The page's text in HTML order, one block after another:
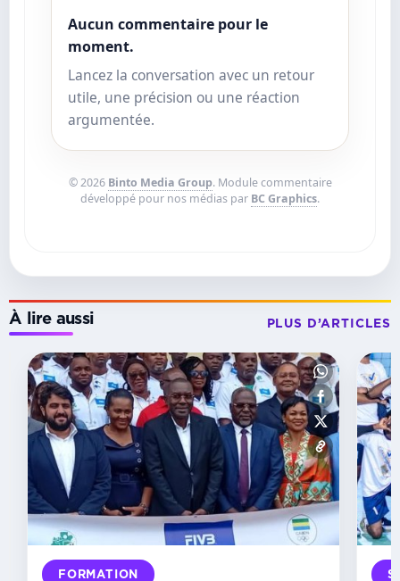
Aucun commentaire pour le
moment.
Lancez la conversation avec un retour
utile, une précision ou une réaction
argumentée.
© 2026 Binto Media Group. Module commentaire
développé pour nos médias par BC Graphics.
À lire aussi PLUS D’ARTICLES
SAISON
Volleyball :
la
FIVB
impose
nouvelles
fenêtres,
la
Fegavolley
face
FORMATION